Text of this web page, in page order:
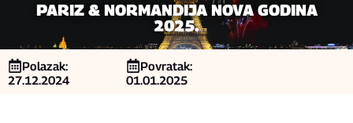
PARIZ & NORMANDIJA NOVA GODINA
2025.
Polazak:
27.12.2024
Povratak:
01.01.2025